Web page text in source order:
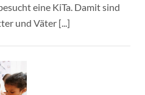
eine KiTa. Damit sind
und Väter [...]